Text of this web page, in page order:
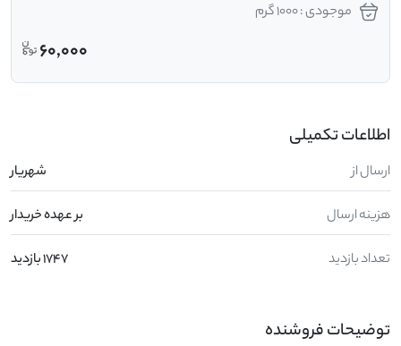
موجودی : 1000 گرم
60,000
اطلاعات تکمیلی
ارسال از شهریار
هزینه ارسال بر عهده خریدار
تعداد بازدید 1747 بازدید
توضیحات فروشنده